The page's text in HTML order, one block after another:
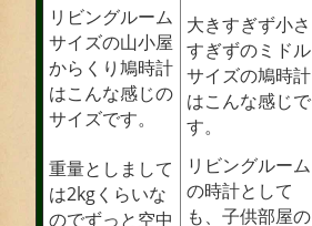
リビングルーム
サイズの山小屋
からくり鳩時計
はこんな感じの
サイズです。
重量としまして
は2kgくらいな
のでずっと空中
大きすぎず小さ
すぎずのミドル
サイズの鳩時計
はこんな感じで
す。
リビングルーム
の時計として
も、子供部屋の